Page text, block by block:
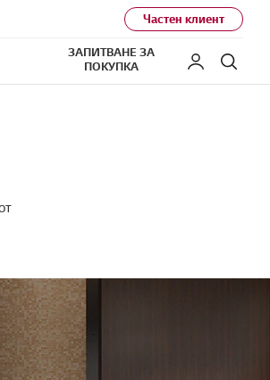
Частен клиент
ЗАПИТВАНЕ ЗА
ПОКУПКА
Моят LG